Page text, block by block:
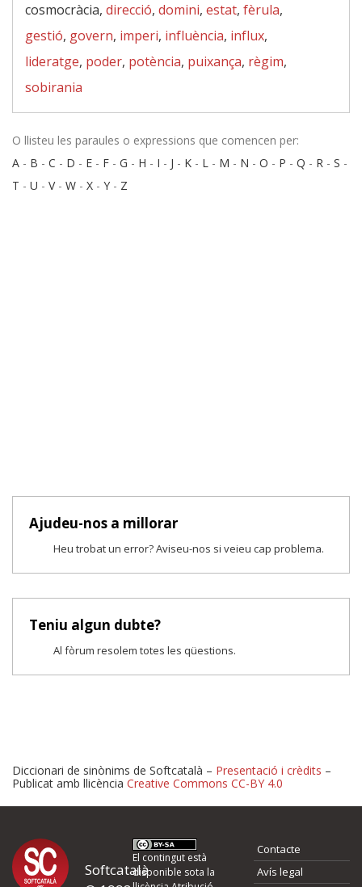
cosmocràcia, direcció, domini, estat, fèrula,
gestió, govern, imperi, influència, influx,
lideratge, poder, potència, puixança, règim,
sobirania
O llisteu les paraules o expressions que comencen per:
A - B - C - D - E - F - G - H - I - J - K - L - M - N - O - P - Q - R - S -
T - U - V- W - X - Y - Z
Ajudeu-nos a millorar
Heu trobat un error? Aviseu-nos si veieu cap problema.
Teniu algun dubte?
Al fòrum resolem totes les qüestions.
Proposeu-nos millores o
d'errors
Diccionari de sinònims de Softcatalà – Presentació i crèdits –
Publicat amb llicència Creative Commons CC-BY 4.0
Softcatalà
El contingut està
disponible sota la
Contacte
Avís legal